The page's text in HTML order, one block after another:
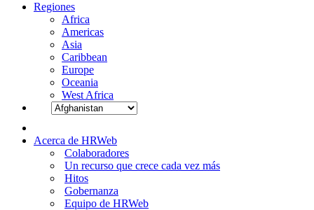
Regiones
Africa
Americas
Asia
Caribbean
Europe
Oceania
West Africa
Acerca de HRWeb
Colaboradores
Un recurso que crece cada vez más
Hitos
Gobernanza
Equipo de HRWeb